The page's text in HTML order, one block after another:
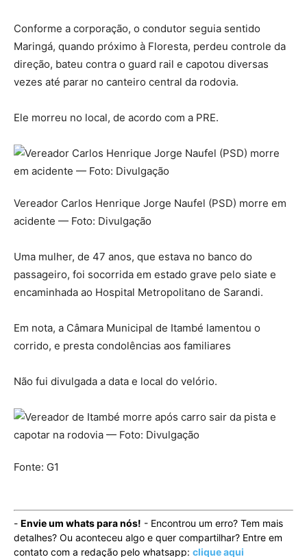
Conforme a corporação, o condutor seguia sentido
Maringá, quando próximo à Floresta, perdeu controle da
direção, bateu contra o guard rail e capotou diversas
vezes até parar no canteiro central da rodovia.
Ele morreu no local, de acordo com a PRE.
Vereador Carlos Henrique Jorge Naufel (PSD) morre em
acidente — Foto: Divulgação
Uma mulher, de 47 anos, que estava no banco do
passageiro, foi socorrida em estado grave pelo siate e
encaminhada ao Hospital Metropolitano de Sarandi.
Em nota, a Câmara Municipal de Itambé lamentou o
corrido, e presta condolências aos familiares
Não fui divulgada a data e local do velório.
Fonte: G1
- Envie um whats para nós! - Encontrou um erro? Tem mais
detalhes? Ou aconteceu algo e quer compartilhar? Entre em
contato com a redação pelo whatsapp: clique aqui